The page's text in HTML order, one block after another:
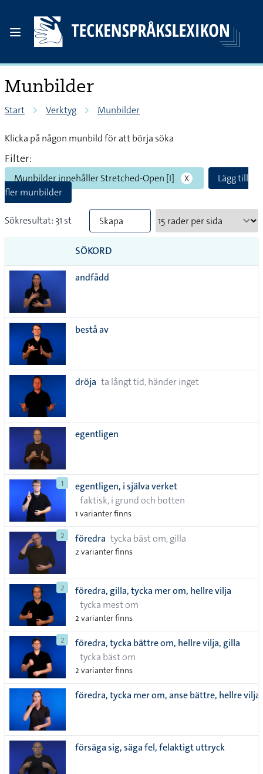
Munbilder
Start Verktyg Munbilder
Klicka på någon munbild för att börja söka
Filter:
Munbilder innehåller Stretched-Open [I] X
Lägg till
fler munbilder
Sökresultat: 31 st
Skapa
PDF
SÖKORD
andfådd
bestå av
dröja ta långt tid, händer inget
egentligen
1
egentligen, i själva verket
faktisk, i grund och botten
1 varianter finns
2 föredra tycka bäst om, gilla
2 varianter finns
2
föredra, gilla, tycka mer om, hellre vilja
tycka mest om
2 varianter finns
2
föredra, tycka bättre om, hellre vilja, gilla
tycka bäst om
2 varianter finns
föredra, tycka mer om, anse bättre, hellre vilja
försäga sig, säga fel, felaktigt uttryck